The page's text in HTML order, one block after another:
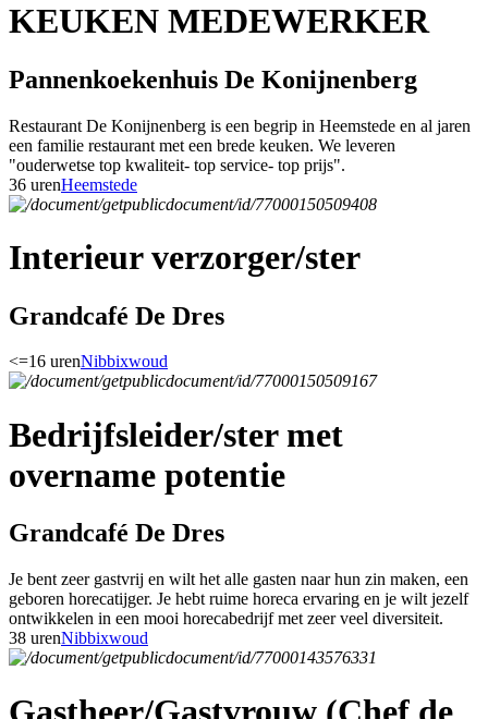
KEUKEN MEDEWERKER
Pannenkoekenhuis De Konijnenberg
Restaurant De Konijnenberg is een begrip in Heemstede en al jaren
een familie restaurant met een brede keuken. We leveren
"ouderwetse top kwaliteit- top service- top prijs".
36 urenHeemstede
Interieur verzorger/ster
Grandcafé De Dres
<=16 urenNibbixwoud
Bedrijfsleider/ster met
overname potentie
Grandcafé De Dres
Je bent zeer gastvrij en wilt het alle gasten naar hun zin maken, een
geboren horecatijger. Je hebt ruime horeca ervaring en je wilt jezelf
ontwikkelen in een mooi horecabedrijf met zeer veel diversiteit.
38 urenNibbixwoud
Gastheer/Gastvrouw (Chef de